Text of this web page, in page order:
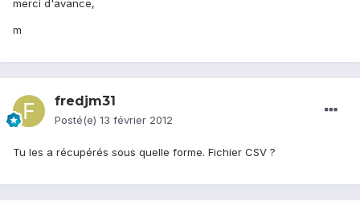
merci d'avance,
m
fredjm31
Posté(e) 13 février 2012
Tu les a récupérés sous quelle forme. Fichier CSV ?